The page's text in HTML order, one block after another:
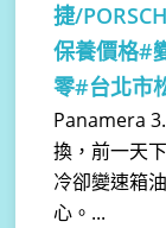
捷/
保養價格#
零#台北市
Panamera
換，前一天
冷卻變速箱
心。...